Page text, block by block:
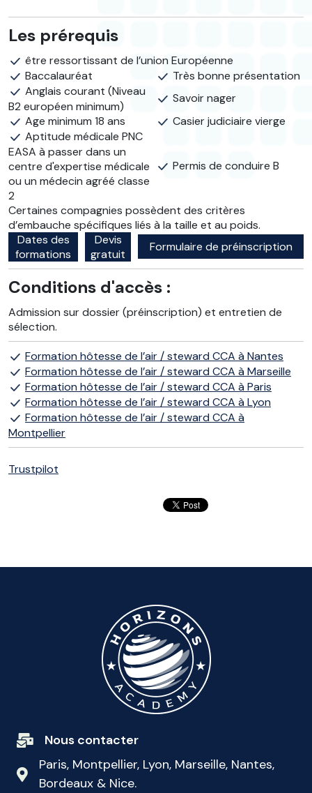
Les prérequis
être ressortissant de l’union Européenne
Baccalauréat
Très bonne présentation
Anglais courant (Niveau
B2 européen minimum)
Savoir nager
Age minimum 18 ans
Casier judiciaire vierge
Aptitude médicale PNC
EASA à passer dans un
centre d'expertise médicale
ou un médecin agréé classe
2
Permis de conduire B
Certaines compagnies possèdent des critères
d’embauche spécifiques liés à la taille et au poids.
Dates des
formations
Devis
gratuit
Formulaire de préinscription
Conditions d'accès :
Admission sur dossier (préinscription) et entretien de
sélection.
Formation hôtesse de l’air / steward CCA à Nantes
Formation hôtesse de l’air / steward CCA à Marseille
Formation hôtesse de l’air / steward CCA à Paris
Formation hôtesse de l’air / steward CCA à Lyon
Formation hôtesse de l’air / steward CCA à
Montpellier
Trustpilot
Nous contacter
Paris, Montpellier, Lyon, Marseille, Nantes,
Bordeaux & Nice.